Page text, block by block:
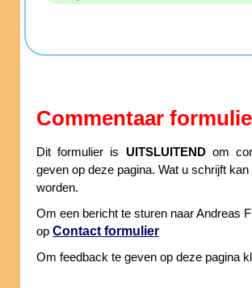
Commentaar
Dit formulier is UITSLUITENDom
geven op deze pagina. Wat u schrijft kan
worden.
Om een bericht te sturen naar Andreas
op Contact formulier
Om feedback te geven op deze pagina